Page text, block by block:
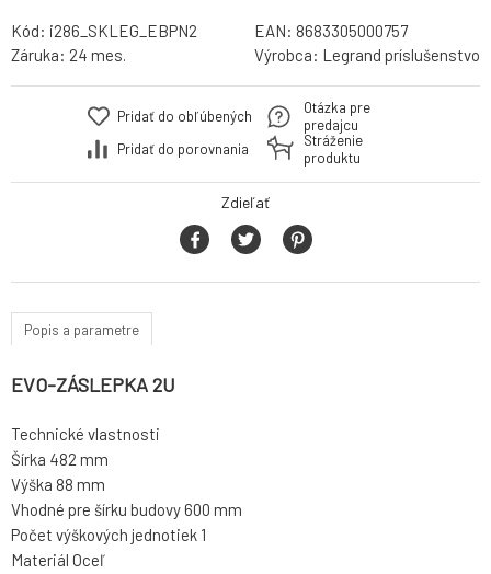
Kód: i286_SKLEG_EBPN2 EAN: 8683305000757
Záruka: 24 mes. Výrobca: Legrand príslušenstvo
Pridať do obľúbených
Pridať do porovnania
Otázka pre
predajcu
Stráženie
produktu
Zdieľať
Popis a parametre
EVO-ZÁSLEPKA 2U
Technické vlastnosti
Šírka 482 mm
Výška 88 mm
Vhodné pre šírku budovy 600 mm
Počet výškových jednotiek 1
Materiál Oceľ